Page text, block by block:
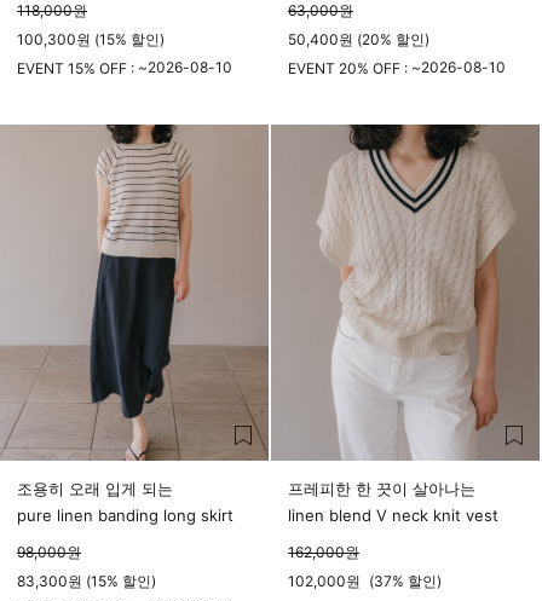
118,000원
100,300원 (15% 할인)
EVENT 15% OFF : ~2026-08-10
63,000원
50,400원 (20% 할인)
EVENT 20% OFF : ~2026-08-10
조용히 오래 입게 되는
pure linen banding long skirt
98,000원
83,300원 (15% 할인)
프레피한 한 끗이 살아나는
linen blend V neck knit vest
162,000원
102,000원 (37% 할인)